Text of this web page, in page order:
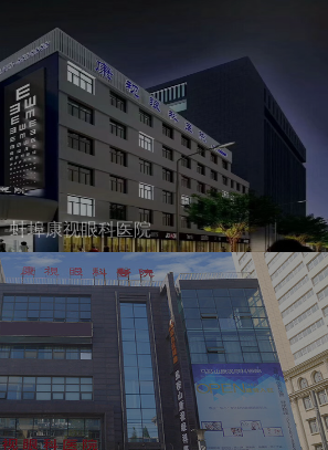
蚌埠康视眼科医院